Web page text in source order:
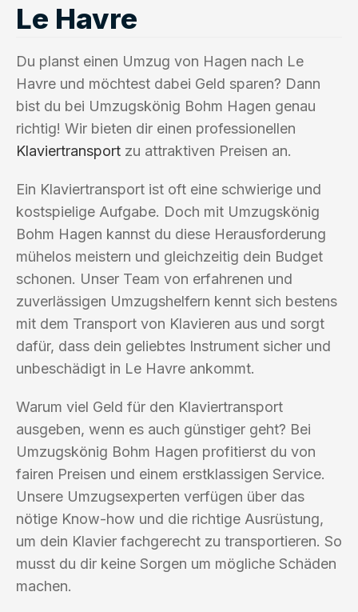
Le Havre
Du planst einen Umzug von Hagen nach Le
Havre und möchtest dabei Geld sparen? Dann
bist du bei Umzugskönig Bohm Hagen genau
richtig! Wir bieten dir einen professionellen
Klaviertransport zu attraktiven Preisen an.
Ein Klaviertransport ist oft eine schwierige und
kostspielige Aufgabe. Doch mit Umzugskönig
Bohm Hagen kannst du diese Herausforderung
mühelos meistern und gleichzeitig dein Budget
schonen. Unser Team von erfahrenen und
zuverlässigen Umzugshelfern kennt sich bestens
mit dem Transport von Klavieren aus und sorgt
dafür, dass dein geliebtes Instrument sicher und
unbeschädigt in Le Havre ankommt.
Warum viel Geld für den Klaviertransport
ausgeben, wenn es auch günstiger geht? Bei
Umzugskönig Bohm Hagen profitierst du von
fairen Preisen und einem erstklassigen Service.
Unsere Umzugsexperten verfügen über das
nötige Know-how und die richtige Ausrüstung,
um dein Klavier fachgerecht zu transportieren. So
musst du dir keine Sorgen um mögliche Schäden
machen.